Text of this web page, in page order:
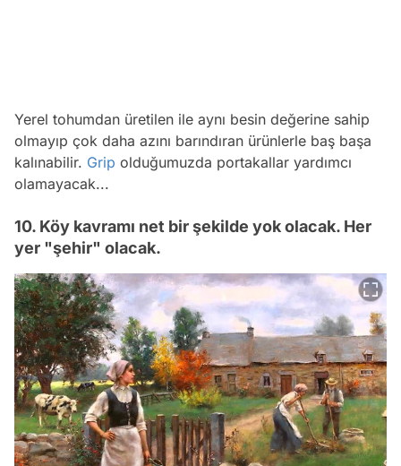
Yerel tohumdan üretilen ile aynı besin değerine sahip
olmayıp çok daha azını barındıran ürünlerle baş başa
kalınabilir. Grip olduğumuzda portakallar yardımcı
olamayacak...
10. Köy kavramı net bir şekilde yok olacak. Her
yer "şehir" olacak.